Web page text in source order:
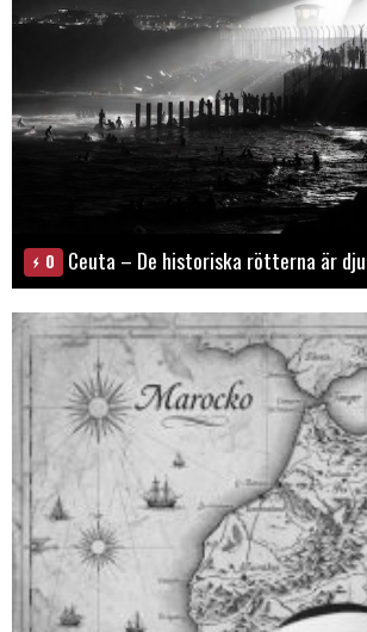
0 Ceuta – De historiska rötterna är